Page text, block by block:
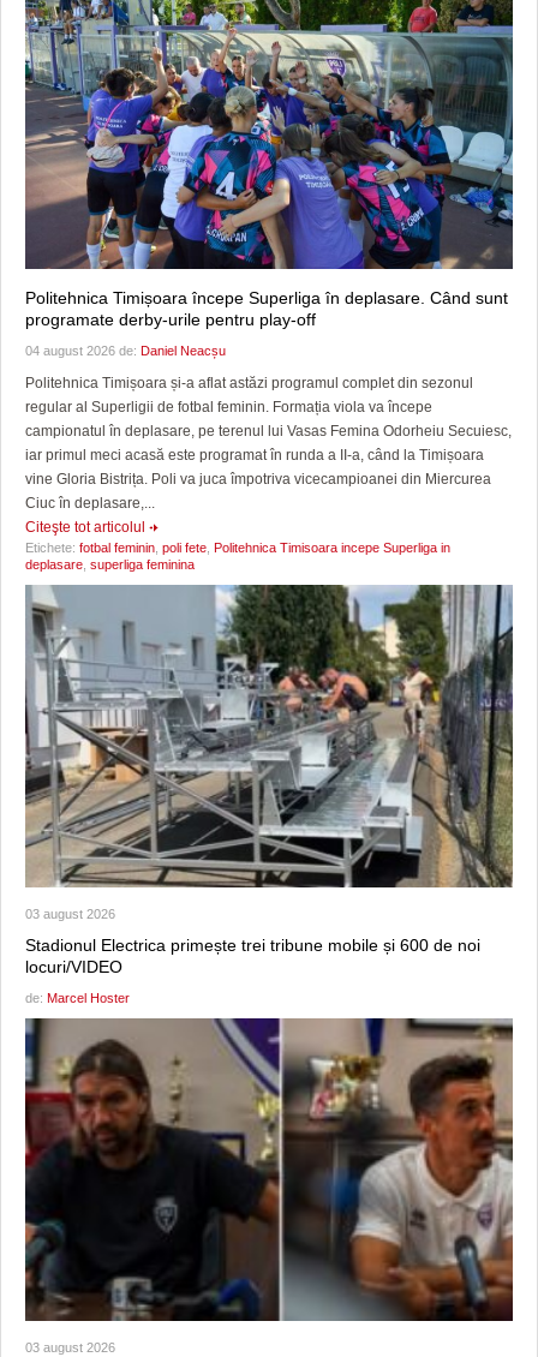
Politehnica Timișoara începe Superliga în deplasare. Când sunt
programate derby-urile pentru play-off
04 august 2026 de: Daniel Neacșu
Politehnica Timișoara și-a aflat astăzi programul complet din sezonul
regular al Superligii de fotbal feminin. Formația viola va începe
campionatul în deplasare, pe terenul lui Vasas Femina Odorheiu Secuiesc,
iar primul meci acasă este programat în runda a II-a, când la Timișoara
vine Gloria Bistrița. Poli va juca împotriva vicecampioanei din Miercurea
Ciuc în deplasare,...
Citeşte tot articolul
Etichete: fotbal feminin poli fete Politehnica Timisoara incepe Superliga in
deplasare superliga feminina
03 august 2026
Stadionul Electrica primește trei tribune mobile și 600 de noi
locuri/VIDEO
de: Marcel Hoster
03 august 2026